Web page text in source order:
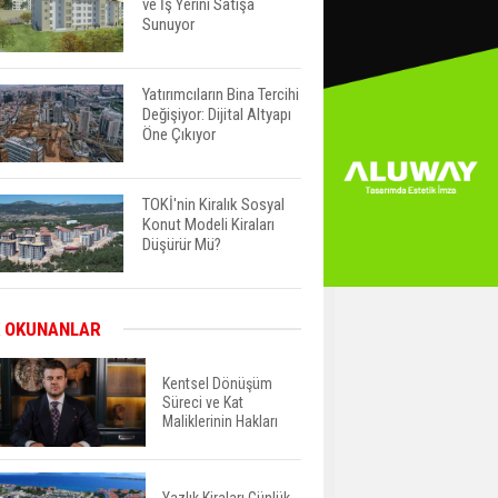
ve İş Yerini Satışa
Sunuyor
Yatırımcıların Bina Tercihi
Değişiyor: Dijital Altyapı
Öne Çıkıyor
TOKİ'nin Kiralık Sosyal
Konut Modeli Kiraları
Düşürür Mü?
Yüzde 16,2 Arttı
Konut Satışları Güçlü
Seyrini Korudu Yabancıya
Satış Geriledi
OKUNANLAR
Kentsel Dönüşüm
Süreci ve Kat
Maliklerinin Hakları